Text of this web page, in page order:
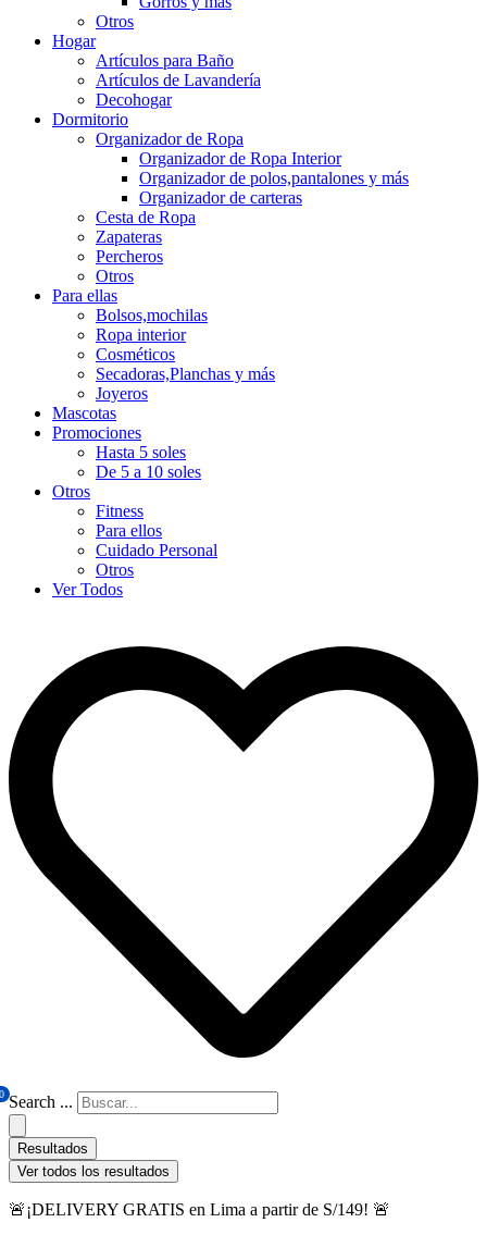
Otros
Hogar
Artículos para Baño
Artículos de Lavandería
Decohogar
Dormitorio
Organizador de Ropa
Organizador de Ropa Interior
Organizador de polos,pantalones y más
Organizador de carteras
Cesta de Ropa
Zapateras
Percheros
Otros
Para ellas
Bolsos,mochilas
Ropa interior
Cosméticos
Secadoras,Planchas y más
Joyeros
Mascotas
Promociones
Hasta 5 soles
De 5 a 10 soles
Otros
Fitness
Para ellos
Cuidado Personal
Otros
Ver Todos
0 Search ...
Resultados
Ver todos los resultados
🚨¡DELIVERY GRATIS en Lima a partir de S/149! 🚨